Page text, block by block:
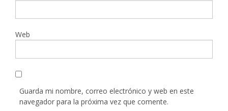
Web
Guarda mi nombre, correo electrónico y web en este
navegador para la próxima vez que comente.